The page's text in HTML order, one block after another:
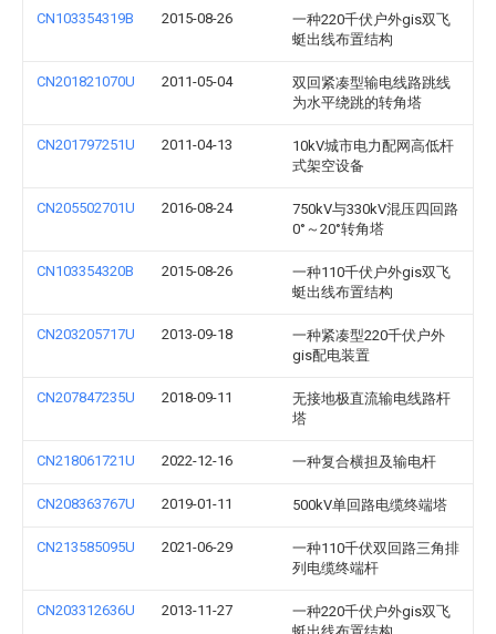
CN103354319B 2015-08-26
一种220千伏户外gis双飞
蜓出线布置结构
CN201821070U 2011-05-04
双回紧凑型输电线路跳线
为水平绕跳的转角塔
CN201797251U 2011-04-13
10kV城市电力配网高低杆
式架空设备
CN205502701U 2016-08-24
750kV与330kV混压四回路
0°～20°转角塔
CN103354320B 2015-08-26
一种110千伏户外gis双飞
蜓出线布置结构
CN203205717U 2013-09-18
一种紧凑型220千伏户外
gis配电装置
CN207847235U 2018-09-11
无接地极直流输电线路杆
塔
CN218061721U 2022-12-16 一种复合横担及输电杆
CN208363767U 2019-01-11 500kV单回路电缆终端塔
CN213585095U 2021-06-29
一种110千伏双回路三角排
列电缆终端杆
CN203312636U 2013-11-27
一种220千伏户外gis双飞